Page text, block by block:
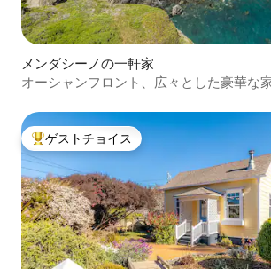
メンダシーノの一軒家
オーシャンフロント、広々とした豪華な
大好評のゲストチョイスです。
ゲストチョイス